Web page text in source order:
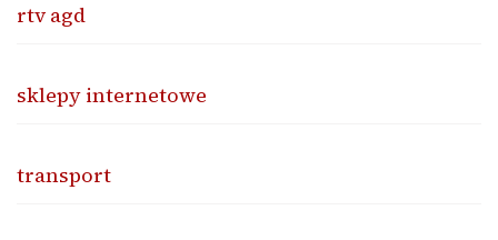
rtv agd
sklepy internetowe
transport